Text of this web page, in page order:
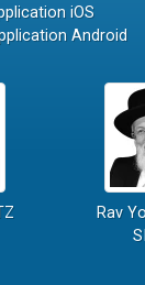
iOS
Android
Rav